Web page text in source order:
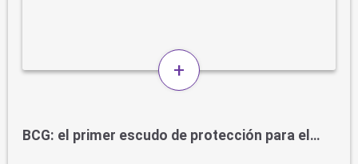
+
BCG: el primer escudo de protección para el…